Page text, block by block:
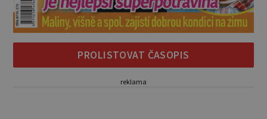
PROLISTOVAT ČASOPIS
reklama